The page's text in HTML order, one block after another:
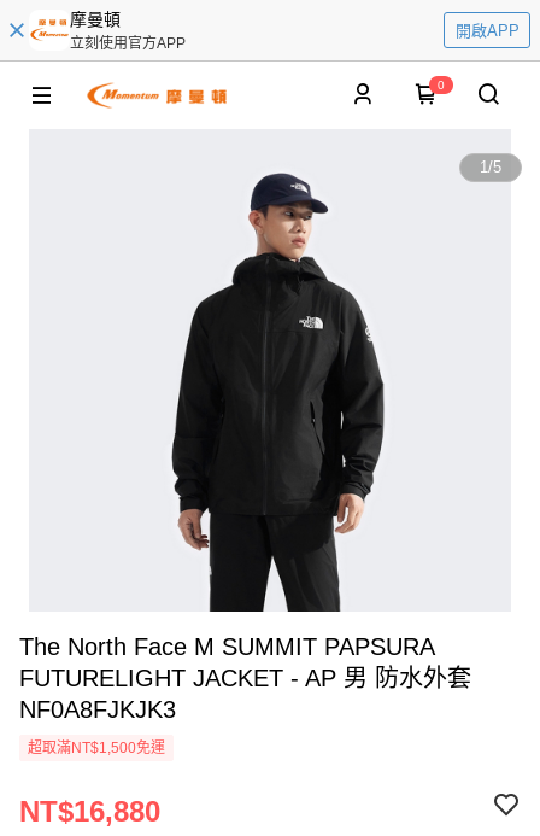
摩曼頓
立刻使用官方APP
開啟APP
0
1/5
The North Face M SUMMIT PAPSURA
FUTURELIGHT JACKET - AP 男 防水外套
NF0A8FJKJK3
超取滿NT$1,500免運
NT$16,880